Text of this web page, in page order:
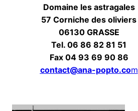
Domaine les astragales
57 Corniche des oliviers
06130 GRASSE
Tel. 06 86 82 81 51
Fax 04 93 69 90 86
contact@ana-popto.com